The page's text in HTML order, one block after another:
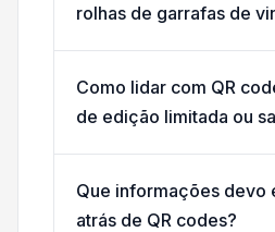
rolhas de garrafas de
Como lidar com QR
de edição limitada ou
Que informações devo
atrás de QR codes?